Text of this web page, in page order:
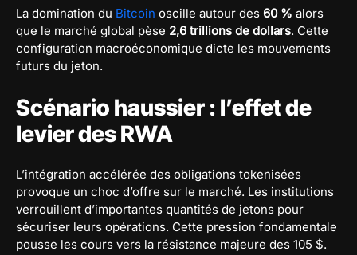
La domination du Bitcoin oscille autour des 60 % alors
que le marché global pèse 2,6 trillions de dollars. Cette
configuration macroéconomique dicte les mouvements
futurs du jeton.
Scénario haussier : l’effet de
levier des RWA
L’intégration accélérée des obligations tokenisées
provoque un choc d’offre sur le marché. Les institutions
verrouillent d’importantes quantités de jetons pour
sécuriser leurs opérations. Cette pression fondamentale
pousse les cours vers la résistance majeure des 105 $.